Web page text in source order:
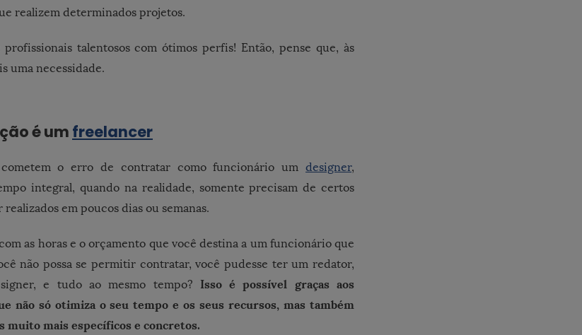
realizem determinados projetos.
talentosos com ótimos perfis! Então, pense que, às
uma necessidade.
é um freelancer
o erro de contratar como funcionário um designer,
integral, quando na realidade, somente precisam de certos
em poucos dias ou semanas.
as horas e o orçamento que você destina a um funcionário que
não possa se permitir contratar, você pudesse ter um redator,
e tudo ao mesmo tempo? Isso é possível graças aos
não só otimiza o seu tempo e os seus recursos, mas também
muito mais específicos e concretos.